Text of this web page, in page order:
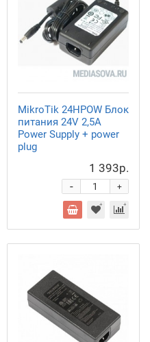
MikroTik 24HPOW Блок
питания 24V 2,5A
Power Supply + power
plug
1 393р.
+
-